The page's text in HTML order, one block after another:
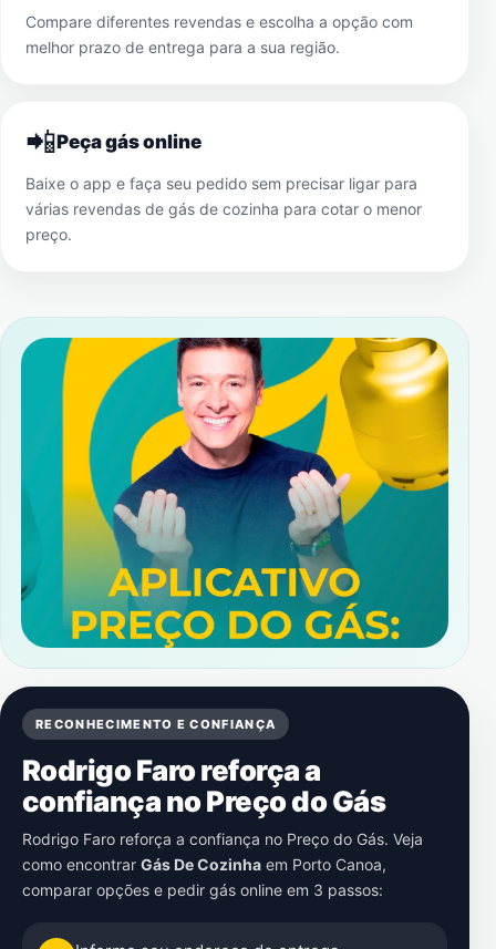
Compare diferentes revendas e escolha a opção com
melhor prazo de entrega para a sua região.
📲Peça gás online
Baixe o app e faça seu pedido sem precisar ligar para
várias revendas de gás de cozinha para cotar o menor
preço.
RECONHECIMENTO E CONFIANÇA
Rodrigo Faro reforça a
confiança no Preço do Gás
Rodrigo Faro reforça a confiança no Preço do Gás. Veja
como encontrar Gás De Cozinha em Porto Canoa,
comparar opções e pedir gás online em 3 passos: